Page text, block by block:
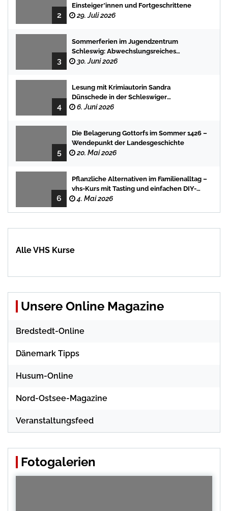
2
Einsteiger*innen und Fortgeschrittene
29. Juli 2026
3
Sommerferien im Jugendzentrum
Schleswig: Abwechslungsreiches
Programm für Kinder und Jugendliche
30. Juni 2026
4
Lesung mit Krimiautorin Sandra
Dünschede in der Schleswiger
Stadtbücherei
6. Juni 2026
5
Die Belagerung Gottorfs im Sommer 1426 –
Wendepunkt der Landesgeschichte
20. Mai 2026
6
Pflanzliche Alternativen im Familienalltag –
vhs-Kurs mit Tasting und einfachen DIY-
Rezepten
4. Mai 2026
Alle VHS Kurse
Unsere Online Magazine
Bredstedt-Online
Dänemark Tipps
Husum-Online
Nord-Ostsee-Magazine
Veranstaltungsfeed
Fotogalerien